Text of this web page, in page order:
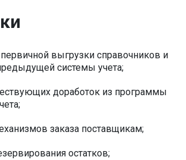
выгрузки справочников и
системы учета;
доработок из программы
заказа поставщикам;
остатков;